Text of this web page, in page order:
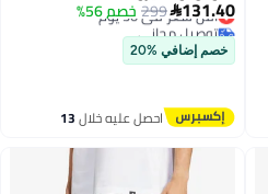
131.40
299خصم 56%أقل سعر في 30 يوم
توصيل مجاني
أقل سعر في 30 يوم
خصم إضافي %20
احصل عليه خلال13
اغسطس